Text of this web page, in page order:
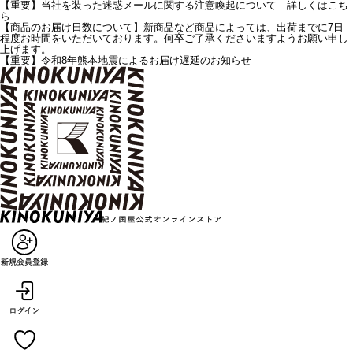
【重要】当社を装った迷惑メールに関する注意喚起について 詳しくはこち
ら
【商品のお届け日数について】新商品など商品によっては、出荷までに7日
程度お時間をいただいております。何卒ご了承くださいますようお願い申し
上げます。
【重要】令和8年熊本地震によるお届け遅延のお知らせ